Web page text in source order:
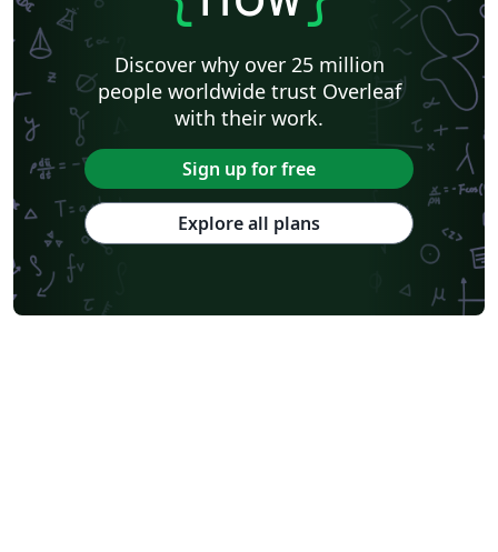
Discover why over 25 million
people worldwide trust Overleaf
with their work.
Sign up for free
Explore all plans